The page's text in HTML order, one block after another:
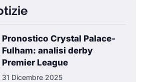
Pronostico Crystal Palace-
Fulham: analisi derby
Premier League
31 Dicembre 2025